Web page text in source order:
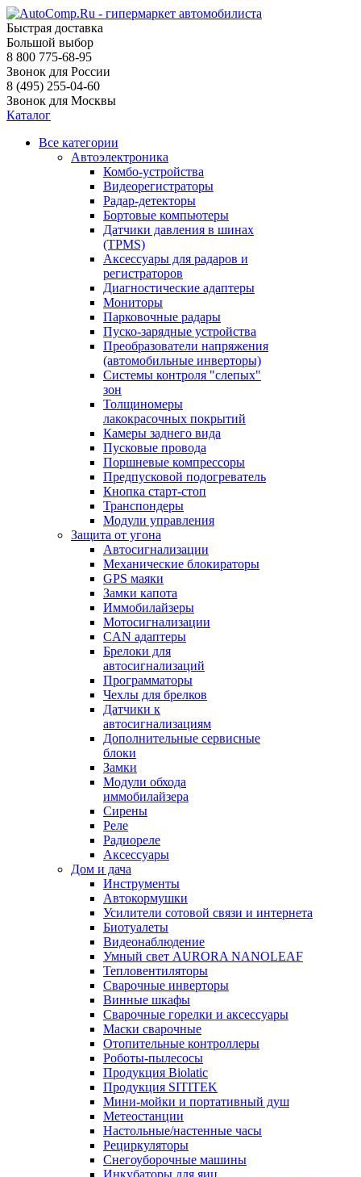
Быстрая доставка
Большой выбор
8 800 775-68-95
Звонок для России
8 (495) 255-04-60
Звонок для Москвы
Каталог
Все категории
Автоэлектроника
Комбо-устройства
Видеорегистраторы
Радар-детекторы
Бортовые компьютеры
Датчики давления в шинах
(TPMS)
Аксессуары для радаров и
регистраторов
Диагностические адаптеры
Мониторы
Парковочные радары
Пуско-зарядные устройства
Преобразователи напряжения
(автомобильные инверторы)
Системы контроля "слепых"
зон
Толщиномеры
лакокрасочных покрытий
Камеры заднего вида
Пусковые провода
Поршневые компрессоры
Предпусковой подогреватель
Кнопка старт-стоп
Транспондеры
Модули управления
Защита от угона
Автосигнализации
Механические блoкираторы
GPS маяки
Замки капота
Иммобилайзеры
Мотосигнализации
CAN адаптеры
Брелоки для
автосигнализаций
Программаторы
Чехлы для брелков
Датчики к
автосигнализациям
Дополнительные сервисные
блоки
Замки
Модули обхода
иммобилайзера
Сирены
Реле
Радиореле
Аксессуары
Дом и дача
Инструменты
Автокормушки
Усилители сотовой связи и интернета
Биотуалеты
Видеонаблюдение
Умный свет AURORA NANOLEAF
Тепловентиляторы
Сварочные инверторы
Винные шкафы
Сварочные горелки и аксессуары
Маски сварочные
Отопительные контроллеры
Роботы-пылесосы
Продукция Biolatic
Продукция SITITEK
Мини-мойки и портативный душ
Метеостанции
Настольные/настенные часы
Рециркуляторы
Снегоуборочные машины
Инкубаторы для яиц